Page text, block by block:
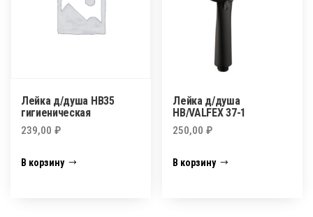
Лейка д/душа HB35
гигиеническая
239,00 ₽
В корзину
Лейка д/душа
HB/VALFEX 37-1
250,00₽
В корзину